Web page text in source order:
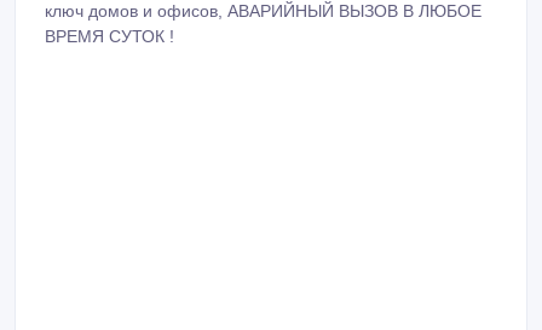
ключ домов и офисов, АВАРИЙНЫЙ ВЫЗОВ В ЛЮБОЕ
ВРЕМЯ СУТОК !